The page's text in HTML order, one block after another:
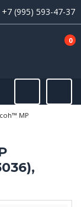
+7 (995) 593-47-37
0
MP